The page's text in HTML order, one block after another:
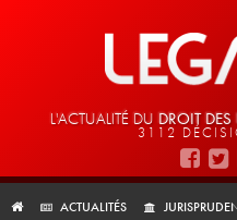
L'ACTUALITÉ DU DROIT DES
3112
ACTUALITÉS